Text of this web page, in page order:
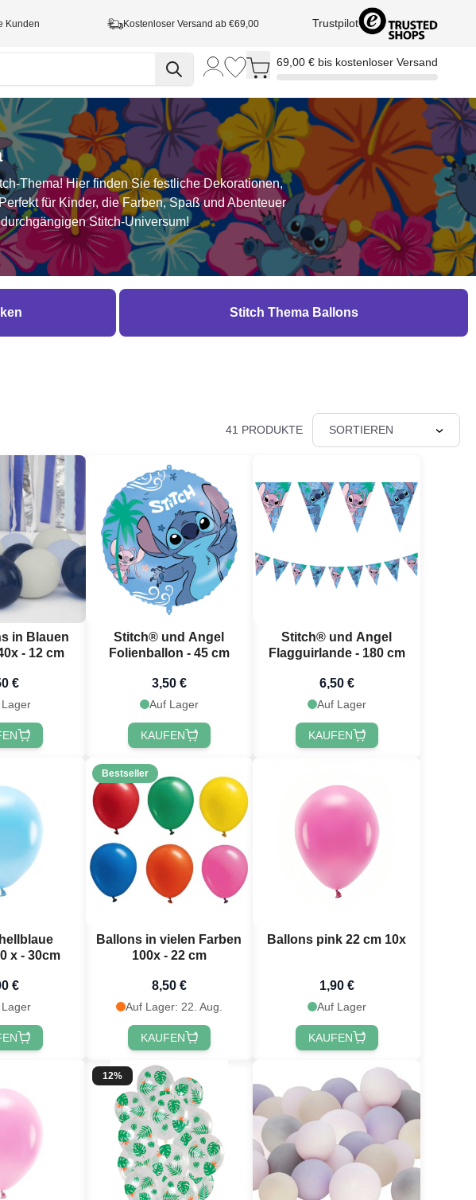
Kunden Kostenloser Versand ab €69,00 Trustpilot
Toggle minicart, Cart is empty
69,00 € bis kostenloser Versand
Thema! Hier finden Sie festliche Dekorationen,
für Kinder, die Farben, Spaß und Abenteuer
Stitch-Universum!
Stitch Thema Ballons
41 PRODUKTE SORTIEREN
in Blauen
- 12 cm
€
Stitch® und Angel
Folienballon - 45 cm
3,50 €
Auf Lager
KAUFEN
Stitch® und Angel
Flagguirlande - 180 cm
6,50 €
Auf Lager
KAUFEN
x - 30cm
€
Bestseller
Ballons in vielen Farben
100x - 22 cm
8,50 €
Auf Lager: 22. Aug.
KAUFEN
Ballons pink 22 cm 10x
1,90 €
Auf Lager
KAUFEN
12%